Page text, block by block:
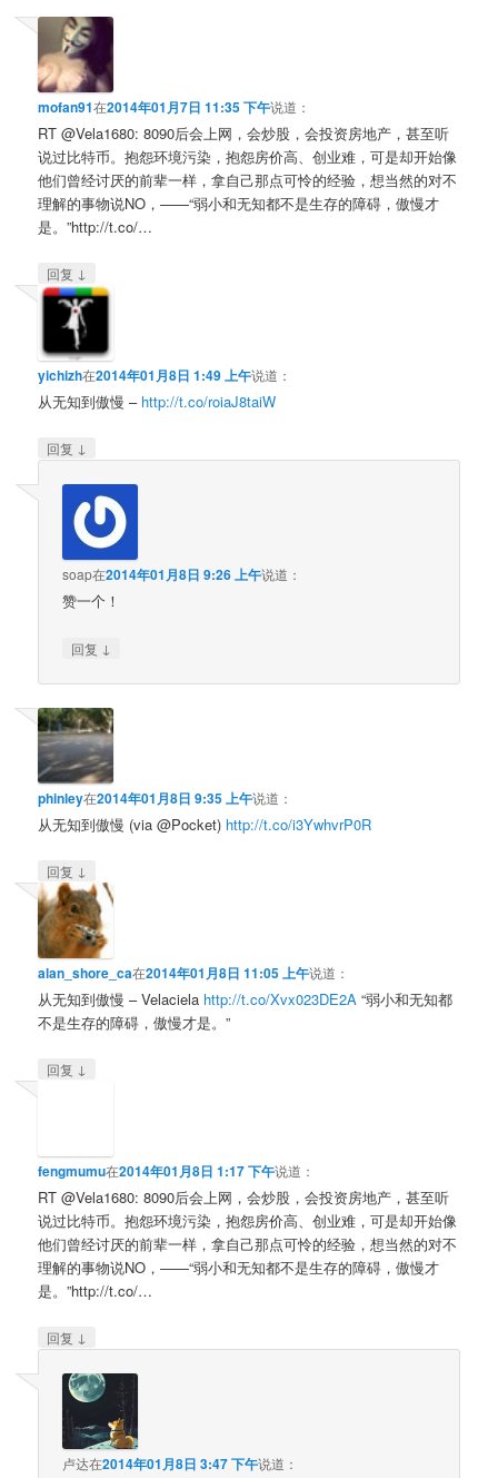
mofan91在2014年01月7日 11:35 下午说道：
RT @Vela1680: 8090后会上网，会炒股，会投资房地产，甚至听
说过比特币。抱怨环境污染，抱怨房价高、创业难，可是却开始像
他们曾经讨厌的前辈一样，拿自己那点可怜的经验，想当然的对不
理解的事物说NO，——“弱小和无知都不是生存的障碍，傲慢才
是。”http://t.co/…
回复 ↓
yichizh在2014年01月8日 1:49 上午说道：
从无知到傲慢 – http://t.co/roiaJ8taiW
回复 ↓
soap在2014年01月8日 9:26 上午说道：
赞一个！
回复 ↓
phinley在2014年01月8日 9:35 上午说道：
从无知到傲慢 (via @Pocket) http://t.co/i3YwhvrP0R
回复 ↓
alan_shore_ca在2014年01月8日 11:05 上午说道：
从无知到傲慢 – Velaciela http://t.co/Xvx023DE2A “弱小和无知都
不是生存的障碍，傲慢才是。”
回复 ↓
fengmumu在2014年01月8日 1:17 下午说道：
RT @Vela1680: 8090后会上网，会炒股，会投资房地产，甚至听
说过比特币。抱怨环境污染，抱怨房价高、创业难，可是却开始像
他们曾经讨厌的前辈一样，拿自己那点可怜的经验，想当然的对不
理解的事物说NO，——“弱小和无知都不是生存的障碍，傲慢才
是。”http://t.co/…
回复 ↓
卢达在2014年01月8日 3:47 下午说道：